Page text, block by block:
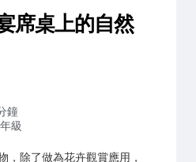
席桌上的自然
鐘
級
，除了做為花卉觀賞應用，